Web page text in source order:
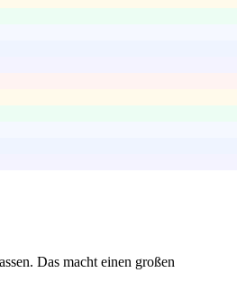
Das macht einen großen